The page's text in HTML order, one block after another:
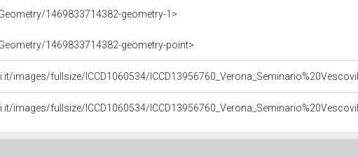
1469833714382-geometry-1>
1469833714382-geometry-point>
images/fullsize/ICCD1060534/
images/fullsize/ICCD1060534/